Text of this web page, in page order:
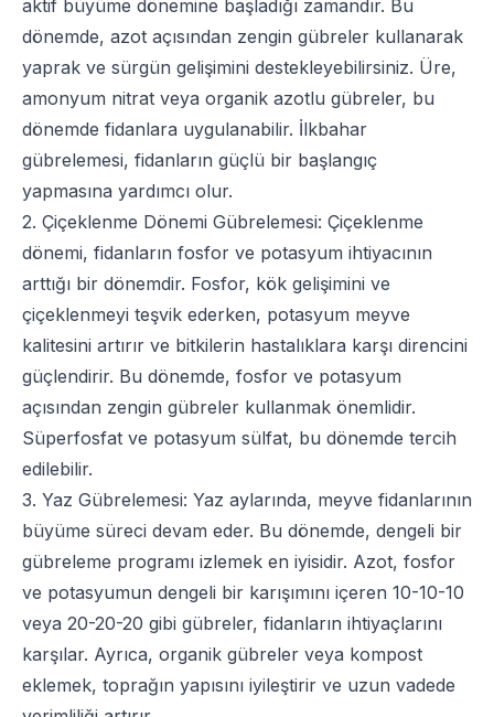
aktif büyüme dönemine başladığı zamandır. Bu
dönemde, azot açısından zengin gübreler kullanarak
yaprak ve sürgün gelişimini destekleyebilirsiniz. Üre,
amonyum nitrat veya organik azotlu gübreler, bu
dönemde fidanlara uygulanabilir. İlkbahar
gübrelemesi, fidanların güçlü bir başlangıç
yapmasına yardımcı olur.
2. Çiçeklenme Dönemi Gübrelemesi: Çiçeklenme
dönemi, fidanların fosfor ve potasyum ihtiyacının
arttığı bir dönemdir. Fosfor, kök gelişimini ve
çiçeklenmeyi teşvik ederken, potasyum meyve
kalitesini artırır ve bitkilerin hastalıklara karşı direncini
güçlendirir. Bu dönemde, fosfor ve potasyum
açısından zengin gübreler kullanmak önemlidir.
Süperfosfat ve potasyum sülfat, bu dönemde tercih
edilebilir.
3. Yaz Gübrelemesi: Yaz aylarında, meyve fidanlarının
büyüme süreci devam eder. Bu dönemde, dengeli bir
gübreleme programı izlemek en iyisidir. Azot, fosfor
ve potasyumun dengeli bir karışımını içeren 10-10-10
veya 20-20-20 gibi gübreler, fidanların ihtiyaçlarını
karşılar. Ayrıca, organik gübreler veya kompost
eklemek, toprağın yapısını iyileştirir ve uzun vadede